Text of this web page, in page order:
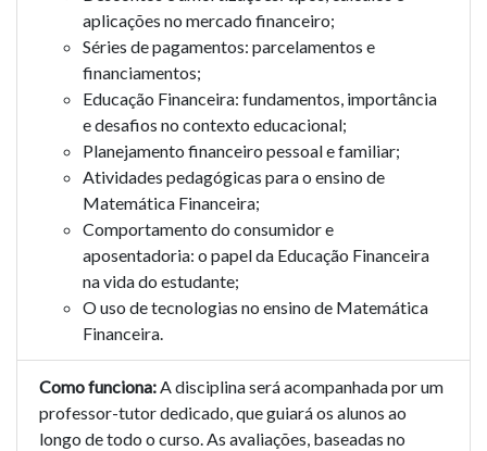
aplicações no mercado financeiro;
Séries de pagamentos: parcelamentos e
financiamentos;
Educação Financeira: fundamentos, importância
e desafios no contexto educacional;
Planejamento financeiro pessoal e familiar;
Atividades pedagógicas para o ensino de
Matemática Financeira;
Comportamento do consumidor e
aposentadoria: o papel da Educação Financeira
na vida do estudante;
O uso de tecnologias no ensino de Matemática
Financeira.
Como funciona:A disciplina será acompanhada por um
professor-tutor dedicado, que guiará os alunos ao
longo de todo o curso. As avaliações, baseadas no